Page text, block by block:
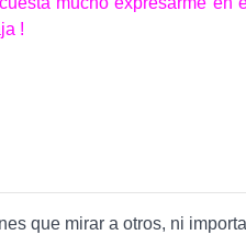
!
que mirar a otros, ni